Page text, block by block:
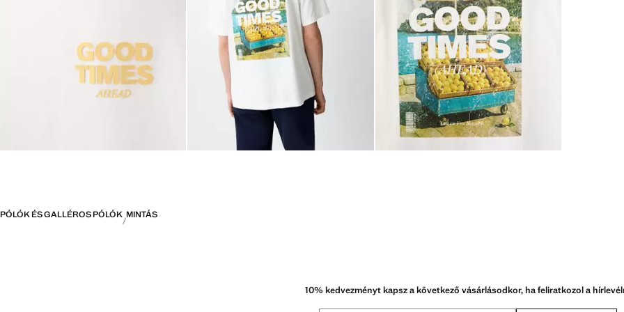
PÓLÓK ÉS GALLÉROS PÓLÓK MINTÁS
10% kedvezményt kapsz a következő vásárlásodkor, ha feliratkozol a